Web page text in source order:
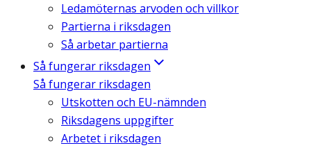
Ledamöternas arvoden och villkor
Partierna i riksdagen
Så arbetar partierna
Så fungerar riksdagen
Så fungerar riksdagen
Utskotten och EU-nämnden
Riksdagens uppgifter
Arbetet i riksdagen